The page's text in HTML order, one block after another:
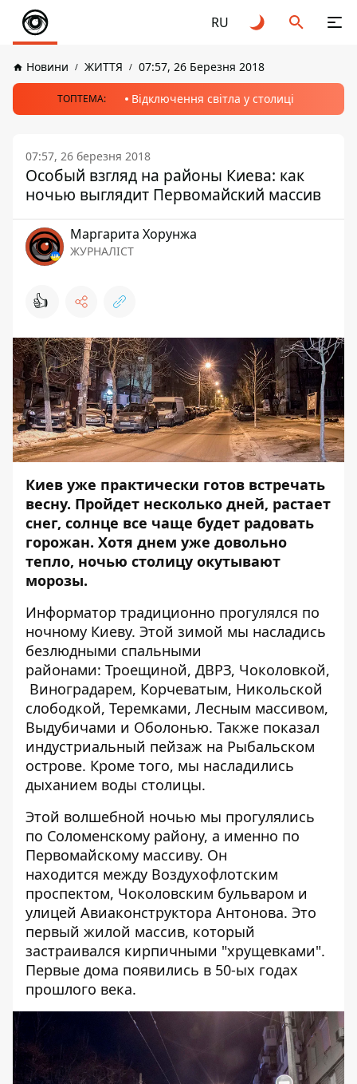
RU
Новини ЖИТТЯ 07:57, 26 Березня 2018
ТОПТЕМА: Відключення світла у столиці
07:57, 26 березня 2018
Особый взгляд на районы Киева: как
ночью выглядит Первомайский массив
Маргарита Хорунжа
ЖУРНАЛІСТ
👍
Киев уже практически готов встречать
весну. Пройдет несколько дней, растает
снег, солнце все чаще будет радовать
горожан. Хотя днем уже довольно
тепло, ночью столицу окутывают
морозы.
Информатор традиционно прогулялся по
ночному Киеву. Этой зимой мы насладись
безлюдными спальными
районами: Троещиной, ДВРЗ, Чоколовкой,
Виноградарем, Корчеватым, Никольской
слободкой, Теремками, Лесным массивом,
Выдубичами и Оболонью. Также показал
индустриальный пейзаж на Рыбальском
острове. Кроме того, мы насладились
дыханием воды столицы.
Этой волшебной ночью мы прогулялись
по Соломенскому району, а именно по
Первомайскому массиву. Он
находится между Воздухофлотским
проспектом, Чоколовским бульваром и
улицей Авиаконструктора Антонова. Это
первый жилой массив, который
застраивался кирпичными "хрущевками".
Первые дома появились в 50-ых годах
прошлого века.